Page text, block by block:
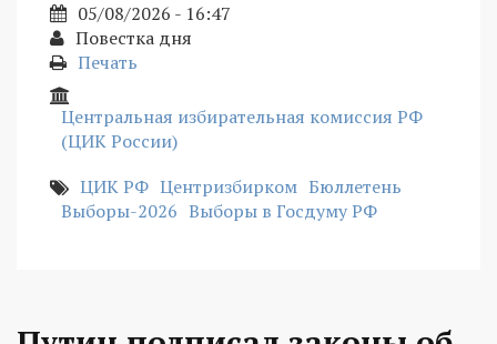
05/08/2026 - 16:47
Повестка дня
Печать
Центральная избирательная комиссия РФ
(ЦИК России)
ЦИК РФ Центризбирком Бюллетень
Выборы-2026 Выборы в Госдуму РФ